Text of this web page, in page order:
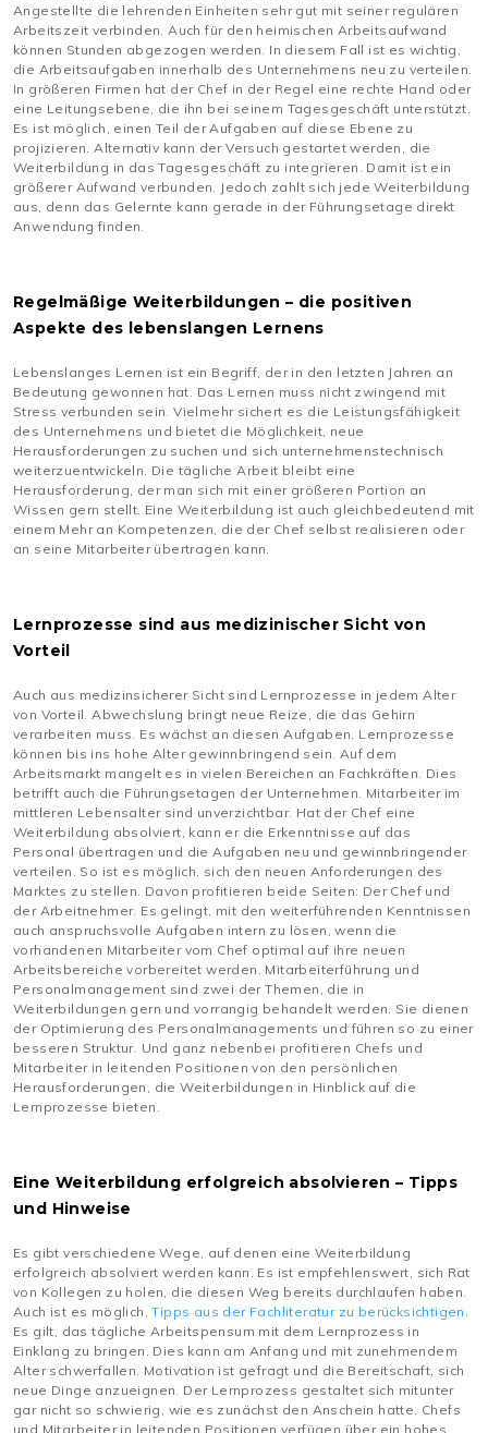
Angestellte die lehrenden Einheiten sehr gut mit seiner regulären
Arbeitszeit verbinden. Auch für den heimischen Arbeitsaufwand
können Stunden abgezogen werden. In diesem Fall ist es wichtig,
die Arbeitsaufgaben innerhalb des Unternehmens neu zu verteilen.
In größeren Firmen hat der Chef in der Regel eine rechte Hand oder
eine Leitungsebene, die ihn bei seinem Tagesgeschäft unterstützt.
Es ist möglich, einen Teil der Aufgaben auf diese Ebene zu
projizieren. Alternativ kann der Versuch gestartet werden, die
Weiterbildung in das Tagesgeschäft zu integrieren. Damit ist ein
größerer Aufwand verbunden. Jedoch zahlt sich jede Weiterbildung
aus, denn das Gelernte kann gerade in der Führungsetage direkt
Anwendung finden.
Regelmäßige Weiterbildungen – die positiven
Aspekte des lebenslangen Lernens
Lebenslanges Lernen ist ein Begriff, der in den letzten Jahren an
Bedeutung gewonnen hat. Das Lernen muss nicht zwingend mit
Stress verbunden sein. Vielmehr sichert es die Leistungsfähigkeit
des Unternehmens und bietet die Möglichkeit, neue
Herausforderungen zu suchen und sich unternehmenstechnisch
weiterzuentwickeln. Die tägliche Arbeit bleibt eine
Herausforderung, der man sich mit einer größeren Portion an
Wissen gern stellt. Eine Weiterbildung ist auch gleichbedeutend mit
einem Mehr an Kompetenzen, die der Chef selbst realisieren oder
an seine Mitarbeiter übertragen kann.
Lernprozesse sind aus medizinischer Sicht von
Vorteil
Auch aus medizinsicherer Sicht sind Lernprozesse in jedem Alter
von Vorteil. Abwechslung bringt neue Reize, die das Gehirn
verarbeiten muss. Es wächst an diesen Aufgaben. Lernprozesse
können bis ins hohe Alter gewinnbringend sein. Auf dem
Arbeitsmarkt mangelt es in vielen Bereichen an Fachkräften. Dies
betrifft auch die Führungsetagen der Unternehmen. Mitarbeiter im
mittleren Lebensalter sind unverzichtbar. Hat der Chef eine
Weiterbildung absolviert, kann er die Erkenntnisse auf das
Personal übertragen und die Aufgaben neu und gewinnbringender
verteilen. So ist es möglich, sich den neuen Anforderungen des
Marktes zu stellen. Davon profitieren beide Seiten: Der Chef und
der Arbeitnehmer. Es gelingt, mit den weiterführenden Kenntnissen
auch anspruchsvolle Aufgaben intern zu lösen, wenn die
vorhandenen Mitarbeiter vom Chef optimal auf ihre neuen
Arbeitsbereiche vorbereitet werden. Mitarbeiterführung und
Personalmanagement sind zwei der Themen, die in
Weiterbildungen gern und vorrangig behandelt werden. Sie dienen
der Optimierung des Personalmanagements und führen so zu einer
besseren Struktur. Und ganz nebenbei profitieren Chefs und
Mitarbeiter in leitenden Positionen von den persönlichen
Herausforderungen, die Weiterbildungen in Hinblick auf die
Lernprozesse bieten.
Eine Weiterbildung erfolgreich absolvieren – Tipps
und Hinweise
Es gibt verschiedene Wege, auf denen eine Weiterbildung
erfolgreich absolviert werden kann. Es ist empfehlenswert, sich Rat
von Kollegen zu holen, die diesen Weg bereits durchlaufen haben.
Auch ist es möglich,Tipps aus der Fachliteratur zu berücksichtigen
Es gilt, das tägliche Arbeitspensum mit dem Lernprozess in
Einklang zu bringen. Dies kann am Anfang und mit zunehmendem
Alter schwerfallen. Motivation ist gefragt und die Bereitschaft, sich
neue Dinge anzueignen. Der Lernprozess gestaltet sich mitunter
gar nicht so schwierig, wie es zunächst den Anschein hatte. Chefs
und Mitarbeiter in leitenden Positionen verfügen über ein hohes